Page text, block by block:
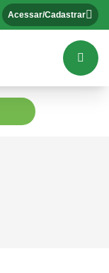
Acessar/Cadastrar